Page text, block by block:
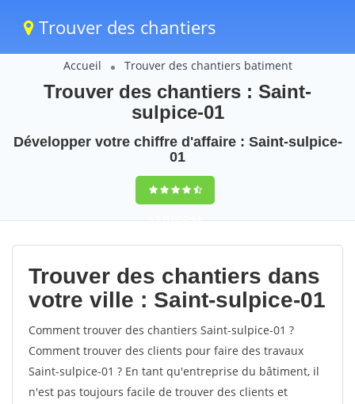
Trouver des chantiers
Accueil Trouver des chantiers batiment
Trouver des chantiers : Saint-
sulpice-01
Développer votre chiffre d'affaire : Saint-sulpice-
01
9,5(100%)64
votes
Trouver des chantiers dans
votre ville : Saint-sulpice-01
Comment trouver des chantiers Saint-sulpice-01 ?
Comment trouver des clients pour faire des travaux
Saint-sulpice-01 ? En tant qu'entreprise du bâtiment, il
n'est pas toujours facile de trouver des clients et